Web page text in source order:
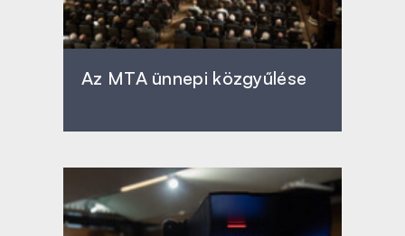
Az MTA ünnepi közgyűlése